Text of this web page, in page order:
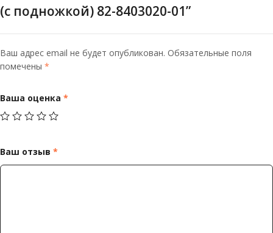
(с подножкой) 82-8403020-01”
Ваш адрес email не будет опубликован. Обязательные поля
помечены *
Ваша оценка *
Ваш отзыв *